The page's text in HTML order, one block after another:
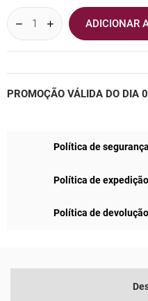
ADICIONAR
PROMOÇÃO VÁLIDA DO
Política de segurança
Política de expedição
Política de devolução